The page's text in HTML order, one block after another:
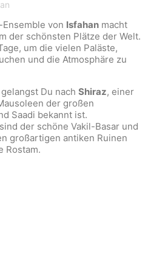
von Isfahan macht
der schönsten Plätze der Welt.
um die vielen Paläste,
und die Atmosphäre zu
Du nach Shiraz, einer
der großen
Saadi bekannt ist.
der schöne Vakil-Basar und
großartigen antiken Ruinen
Rostam.